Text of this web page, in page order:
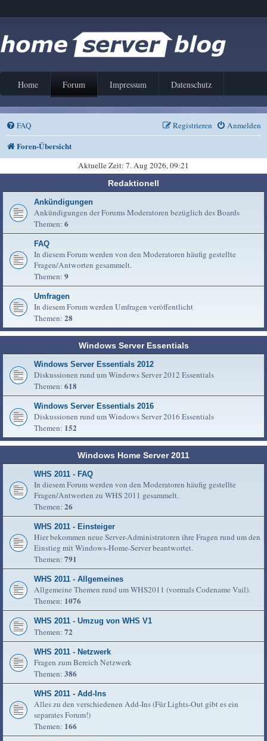
Home Forum Impressum Datenschutz
FAQ Anmelden
Registrieren
Foren-Übersicht
Aktuelle Zeit: 7. Aug 2026, 09:21
Redaktionell
Ankündigungen
Ankündigungen der Forums Moderatoren bezüglich des Boards
Themen: 6
FAQ
In diesem Forum werden von den Moderatoren häufig gestellte
Fragen/Antworten gesammelt.
Themen: 9
Umfragen
In diesem Forum werden Umfragen veröffentlicht
Themen: 28
Windows Server Essentials
Windows Server Essentials 2012
Diskussionen rund um Windows Server 2012 Essentials
Themen: 618
Windows Server Essentials 2016
Diskussionen rund um Windows Server 2016 Essentials
Themen: 152
Windows Home Server 2011
WHS 2011 - FAQ
In diesem Forum werden von den Moderatoren häufig gestellte
Fragen/Antworten zu WHS 2011 gesammelt.
Themen: 26
WHS 2011 - Einsteiger
Hier bekommen neue Server-Administratoren ihre Fragen rund um den
Einstieg mit Windows-Home-Server beantwortet.
Themen: 791
WHS 2011 - Allgemeines
Allgemeine Themen rund um WHS2011 (vormals Codename Vail).
Themen: 1076
WHS 2011 - Umzug von WHS V1
Themen: 72
WHS 2011 - Netzwerk
Fragen zum Bereich Netzwerk
Themen: 386
WHS 2011 - Add-Ins
Alles zu den verschiedenen Add-Ins (Für Lights-Out gibt es ein
separates Forum!)
Themen: 166